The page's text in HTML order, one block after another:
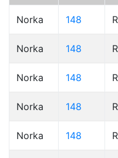
Norka 148
Norka 148
Norka 148
Norka 148
Norka 148